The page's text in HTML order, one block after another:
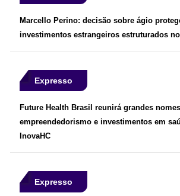
Marcello Perino: decisão sobre ágio
investimentos estrangeiros estruturados no
Expresso
Future Health Brasil reunirá grandes
empreendedorismo e investimentos em
InovaHC
Expresso